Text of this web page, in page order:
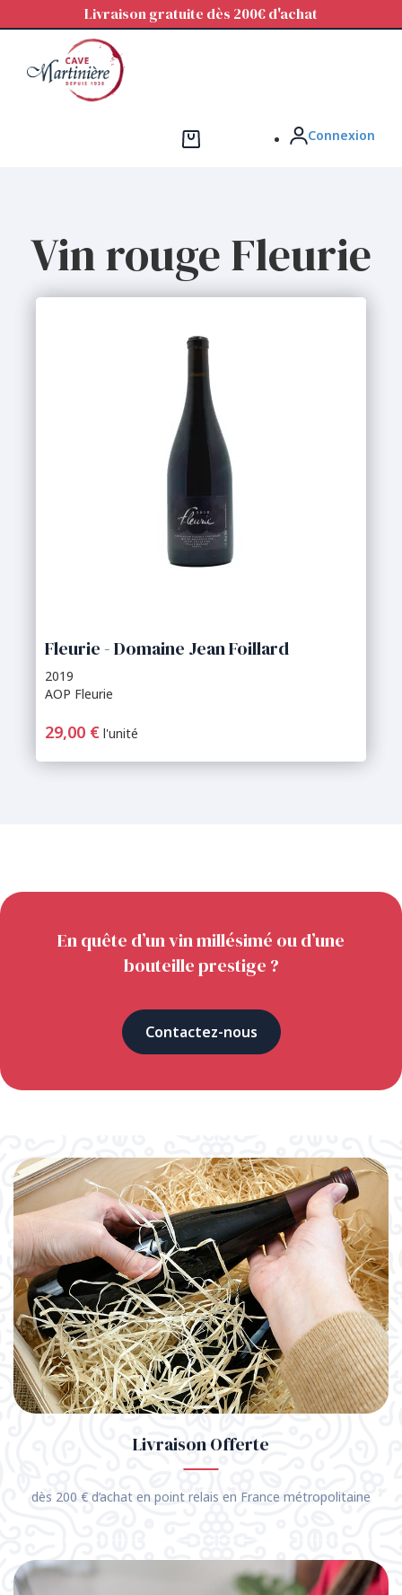
Livraison gratuite dès 200€ d'achat
Connexion
Vin rouge Fleurie
Fleurie - Domaine Jean Foillard
2019
AOP Fleurie
29,00 € l'unité
En quête d’un vin millésimé ou d’une
bouteille prestige ?
Contactez-nous
Livraison Offerte
dès 200 € d’achat en point relais en France métropolitaine
Panneau de gestion des cookies